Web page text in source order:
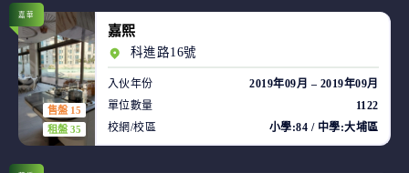
售盤 15
租盤 35
嘉華
嘉熙
科進路16號
入伙年份
2019年09月 – 2019年09月
單位數量
1122
校網/校區
小學:84 / 中學:大埔區